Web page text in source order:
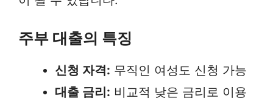
주부 대출의 특징
신청 자격: 무직인 여성도 신청 가능
대출 금리: 비교적 낮은 금리로 이용